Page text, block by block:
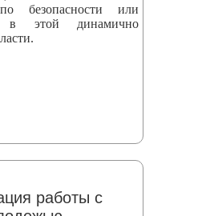
по безопасности или
в этой динамично
работы с